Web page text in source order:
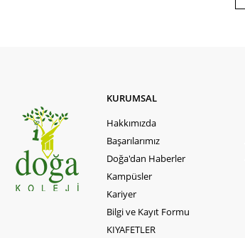
KURUMSAL
Hakkımızda
Başarılarımız
Doğa'dan Haberler
Kampüsler
Kariyer
Bilgi ve Kayıt Formu
KIYAFETLER